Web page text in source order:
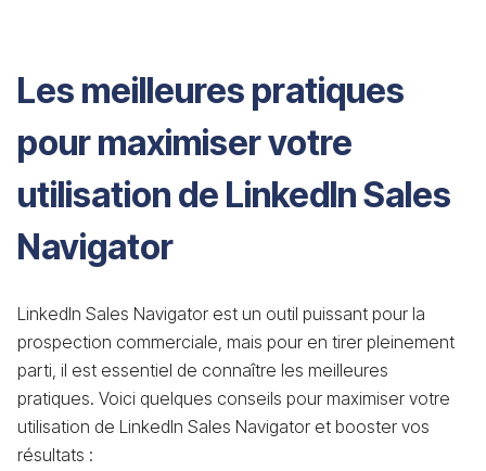
Les meilleures pratiques
pour maximiser votre
utilisation de LinkedIn Sales
Navigator
LinkedIn Sales Navigator est un outil puissant pour la
prospection commerciale, mais pour en tirer pleinement
parti, il est essentiel de connaître les meilleures
pratiques. Voici quelques conseils pour maximiser votre
utilisation de LinkedIn Sales Navigator et booster vos
résultats :